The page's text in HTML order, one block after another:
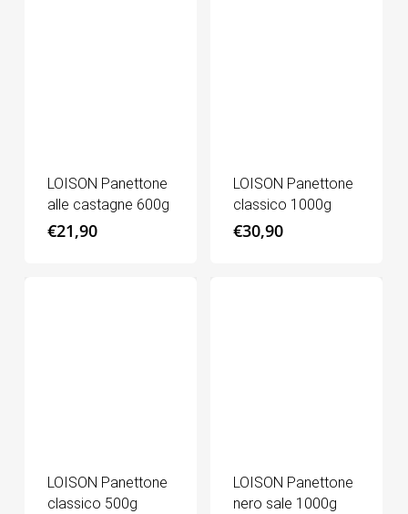
LOISON Panettone
alle castagne 600g
€21,90
LOISON Panettone
classico 1000g
€30,90
LOISON Panettone
classico 500g
LOISON Panettone
nero sale 1000g